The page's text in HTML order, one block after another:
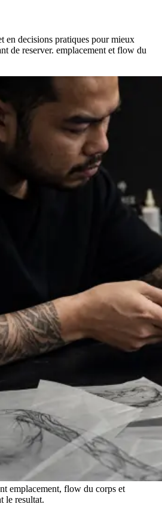
en decisions pratiques pour mieux
de reserver. emplacement et flow du
emplacement, flow du corps et
le resultat.